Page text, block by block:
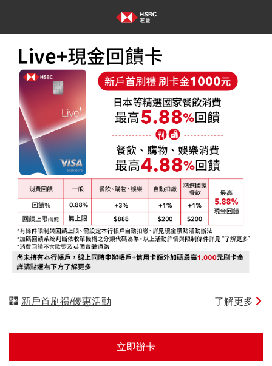
新戶首刷禮/優惠活動 了解更多
立即辦卡